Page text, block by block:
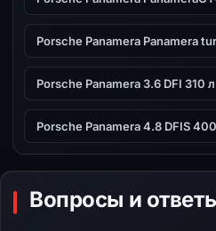
Porsche Panamera Panamera
Porsche Panamera 3.6 DFI 310
Porsche Panamera 4.8 DFIS
Вопросы и